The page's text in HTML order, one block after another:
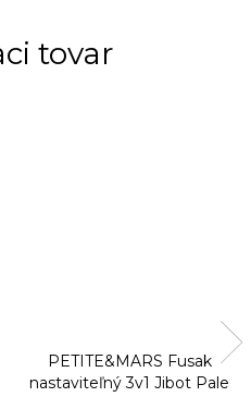
tovar
PETITE&MARS Fusak
nastaviteľný 3v1 Jibot Pale